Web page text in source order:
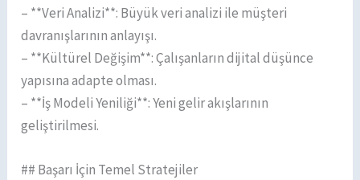
– **Veri Analizi**: Büyük veri analizi ile müşteri
davranışlarının anlayışı.
– **Kültürel Değişim**: Çalışanların dijital düşünce
yapısına adapte olması.
– **İş Modeli Yeniliği**: Yeni gelir akışlarının
geliştirilmesi.
## Başarı İçin Temel Stratejiler